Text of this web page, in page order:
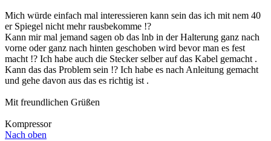
Mich würde einfach mal interessieren kann sein das ich mit nem 40
er Spiegel nicht mehr rausbekomme !?
Kann mir mal jemand sagen ob das lnb in der Halterung ganz nach
vorne oder ganz nach hinten geschoben wird bevor man es fest
macht !? Ich habe auch die Stecker selber auf das Kabel gemacht .
Kann das das Problem sein !? Ich habe es nach Anleitung gemacht
und gehe davon aus das es richtig ist .
Mit freundlichen Grüßen
Kompressor
Nach oben